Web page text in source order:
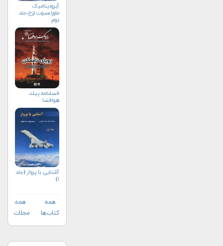
آیرودینامیک
ماوراءصوت لزج-جلد
دوم
فصلنامه پيك
هوافضا
آشنایی با پرواز (جلد
۱)
همه
کتاب‌ها
همه
مجلات